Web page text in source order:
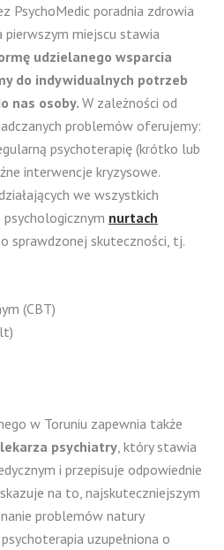
PsychoMedic poradnia zdrowia
pierwszym miejscu stawia
udzielanego wsparcia
do indywidualnych potrzeb
nas osoby. W zależności od
problemów oferujemy:
psychoterapię (krótko lub
interwencje kryzysowe.
we wszystkich
nurtach
o sprawdzonej skuteczności, tj.
(CBT)
w Toruniu zapewnia także
psychiatry , który stawia
i przepisuje odpowiednie
na to, najskuteczniejszym
problemów natury
uzupełniona o